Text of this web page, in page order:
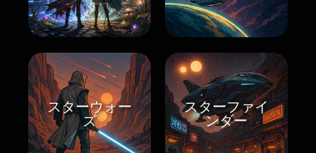
スターウォー
ズ
スターファイ
ンダー